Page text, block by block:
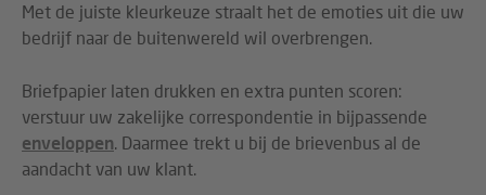
Met de juiste kleurkeuze straalt het de emoties uit die uw
bedrijf naar de buitenwereld wil overbrengen.
Briefpapier laten drukken en extra punten scoren:
verstuur uw zakelijke correspondentie in bijpassende
enveloppen. Daarmee trekt u bij de brievenbus al de
aandacht van uw klant.